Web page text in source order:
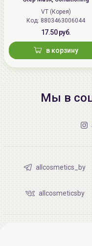
VT (Корея)
Код: 8803463006044
17.50 руб.
в корзину
Мы в
allcosmetics_by
allcosmeticsby